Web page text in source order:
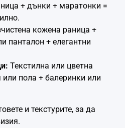
+ дънки + маратонки =
кожена раница +
панталон + елегантни
Текстилна или цветна
или пола + балеринки или
и текстурите, за да